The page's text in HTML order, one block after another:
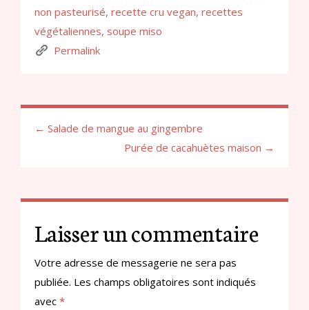
non pasteurisé, recette cru vegan, recettes
végétaliennes, soupe miso
Permalink
← Salade de mangue au gingembre
Purée de cacahuètes maison →
Laisser un commentaire
Votre adresse de messagerie ne sera pas
publiée. Les champs obligatoires sont indiqués
avec *